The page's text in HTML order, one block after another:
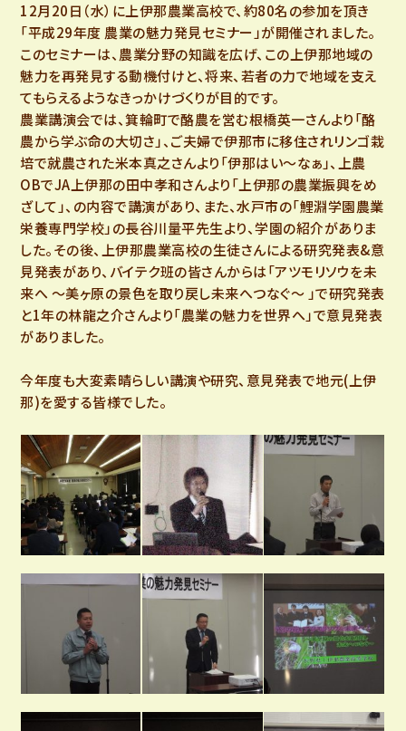
12月20日（水）に上伊那農業高校で、約80名の参加を頂き
「平成29年度 農業の魅力発見セミナー」が開催されました。
このセミナーは、農業分野の知識を広げ、この上伊那地域の
魅力を再発見する動機付けと、将来、若者の力で地域を支え
てもらえるようなきっかけづくりが目的です。
農業講演会では、箕輪町で酪農を営む根橋英一さんより「酪
農から学ぶ命の大切さ」、ご夫婦で伊那市に移住されリンゴ栽
培で就農された米本真之さんより「伊那はい～なぁ」、上農
OBでJA上伊那の田中孝和さんより「上伊那の農業振興をめ
ざして」、の内容で講演があり、また、水戸市の「鯉淵学園農業
栄養専門学校」の長谷川量平先生より、学園の紹介がありま
した。その後、上伊那農業高校の生徒さんによる研究発表&意
見発表があり、バイテク班の皆さんからは「アツモリソウを未
来へ ～美ヶ原の景色を取り戻し未来へつなぐ～ 」で研究発表
と1年の林龍之介さんより「農業の魅力を世界へ」で意見発表
がありました。
今年度も大変素晴らしい講演や研究、意見発表で地元(上伊
那)を愛する皆様でした。